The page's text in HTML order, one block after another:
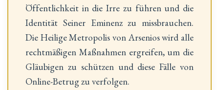
Öffentlichkeit in die Irre zu führen und die
Identität Seiner Eminenz zu missbrauchen.
Die Heilige Metropolis von Arsenios wird alle
rechtmäßigen Maßnahmen ergreifen, um die
Gläubigen zu schützen und diese Fälle von
Online-Betrug zu verfolgen.